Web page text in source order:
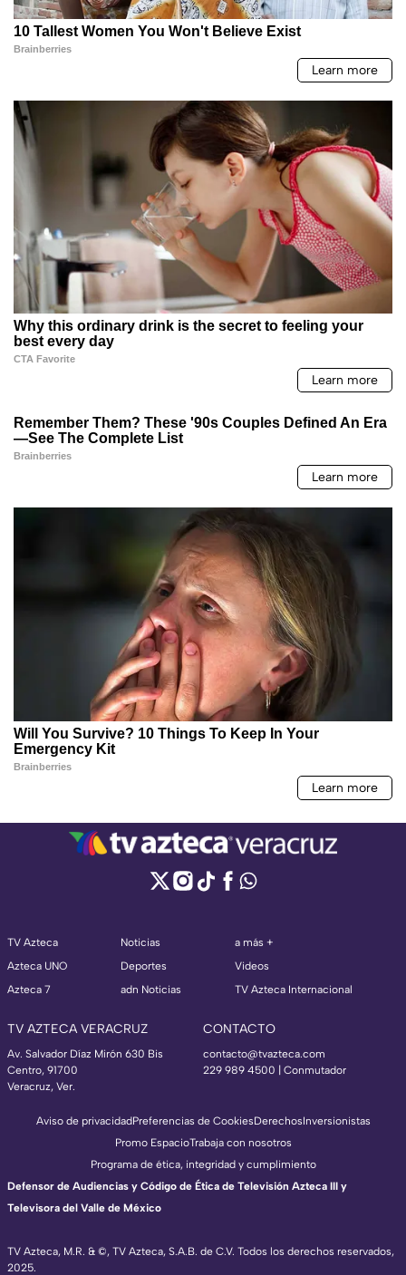
TV Azteca
Azteca UNO
Azteca 7
Noticias
Deportes
adn Noticias
a más +
Videos
TV Azteca Internacional
TV AZTECA VERACRUZ
Av. Salvador Díaz Mirón 630 Bis
Centro, 91700
Veracruz, Ver.
CONTACTO
contacto@tvazteca.com
229 989 4500 | Conmutador
TV Azteca, M.R. & ©, TV Azteca, S.A.B. de C.V. Todos los derechos reservados,
2025.
Aviso de privacidadPreferencias de CookiesDerechosInversionistas
Promo EspacioTrabaja con nosotros
Programa de ética, integridad y cumplimiento
Defensor de Audiencias y Código de Ética de Televisión Azteca III y
Televisora del Valle de México